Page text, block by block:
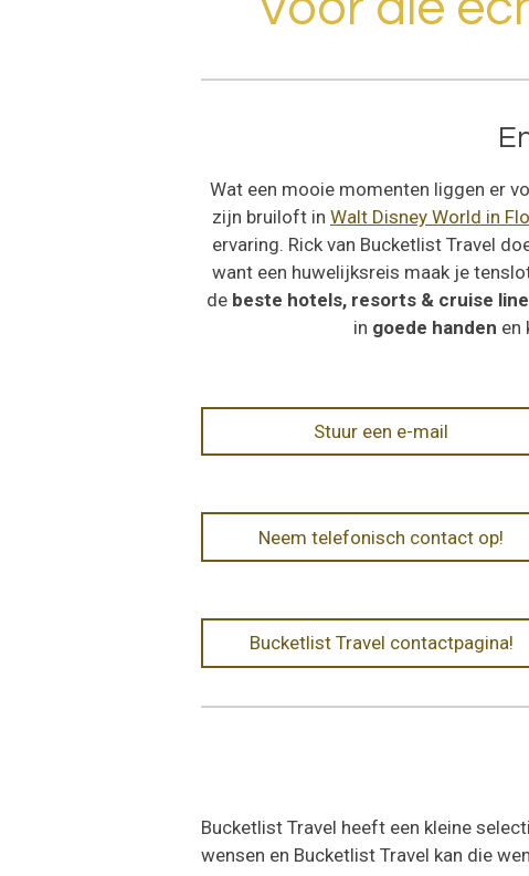
Wat een mooie momenten liggen er
zijn bruiloft in Walt Disney World in
ervaring. Rick van Bucketlist Travel
want een huwelijksreis maak je
de beste hotels, resorts & cruise
in goede handen en
Stuur een e-mail
Neem telefonisch contact op!
Bucketlist Travel contactpagina!
Bucketlist Travel heeft een kleine
wensen en Bucketlist Travel kan die